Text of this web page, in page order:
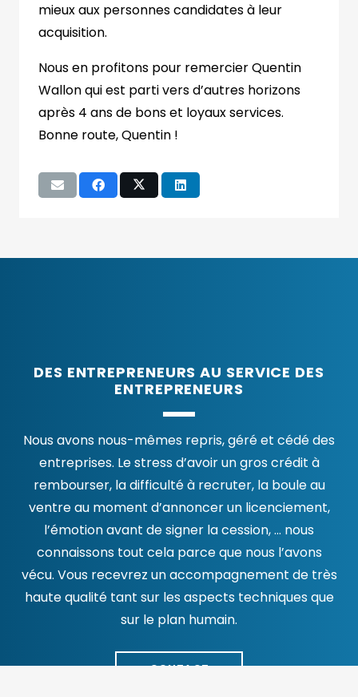
mieux aux personnes candidates à leur
acquisition.
Nous en profitons pour remercier Quentin
Wallon qui est parti vers d’autres horizons
après 4 ans de bons et loyaux services.
Bonne route, Quentin !
DES ENTREPRENEURS AU SERVICE DES
ENTREPRENEURS
Nous avons nous-mêmes repris, géré et cédé des
entreprises. Le stress d’avoir un gros crédit à
rembourser, la difficulté à recruter, la boule au
ventre au moment d’annoncer un licenciement,
l’émotion avant de signer la cession, … nous
connaissons tout cela parce que nous l’avons
vécu. Vous recevrez un accompagnement de très
haute qualité tant sur les aspects techniques que
sur le plan humain.
CONTACT